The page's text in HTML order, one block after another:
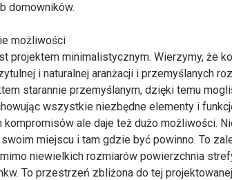
domowników.
możliwości
projektem minimalistycznym. Wierzymy, że
i naturalnej aranżacji i przemyślanych
starannie przemyślanym, dzięki temu
wszystkie niezbędne elementy i
kompromisów ale daje też dużo możliwości.
miejscu i tam gdzie być powinno. To
niewielkich rozmiarów powierzchnia
To przestrzeń zbliżona do tej